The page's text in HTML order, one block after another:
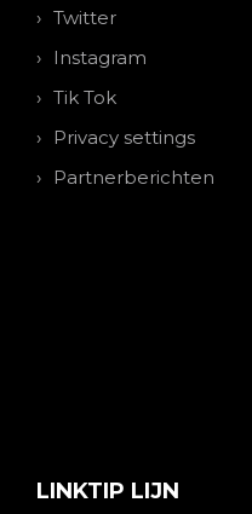
Twitter
Instagram
Tik Tok
Privacy settings
Partnerberichten
LINKTIP LIJN